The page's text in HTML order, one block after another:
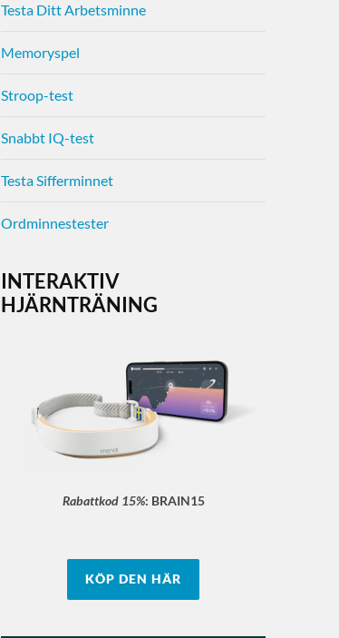
Testa Ditt Arbetsminne
Memoryspel
Stroop-test
Snabbt IQ-test
Testa Sifferminnet
Ordminnestester
INTERAKTIV
HJÄRNTRÄNING
Rabattkod 15%: BRAIN15
KÖP DEN HÄR